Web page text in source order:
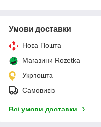
Умови доставки
Нова Пошта
Магазини Rozetka
Укрпошта
Самовивіз
Всі умови доставки